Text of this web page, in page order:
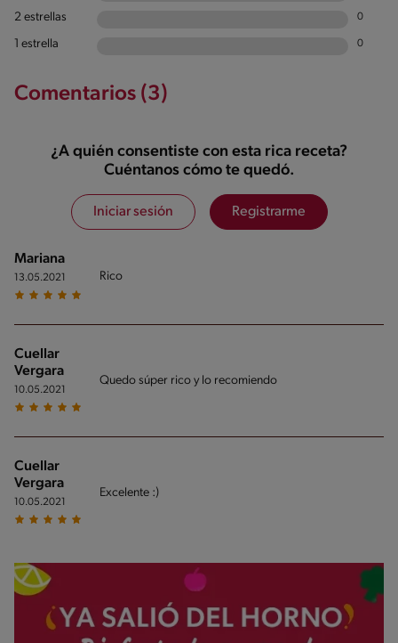
2 estrellas 0
1 estrella 0
Comentarios (3)
¿A quién consentiste con esta rica receta?
Cuéntanos cómo te quedó.
Iniciar sesión Registrarme
Mariana
13.05.2021 Rico
Cuellar
Vergara
10.05.2021
Quedo súper rico y lo recomiendo
Cuellar
Vergara
10.05.2021
Excelente :)